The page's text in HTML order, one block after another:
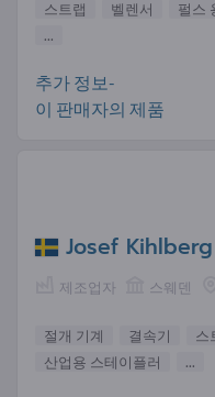
스트랩
벨렌서 펄스
...
추가 정보-
이 판매자의 제품
Josef
제조업자 스웨덴
절개 기계 결속기 스
산업용 스테이플러
...